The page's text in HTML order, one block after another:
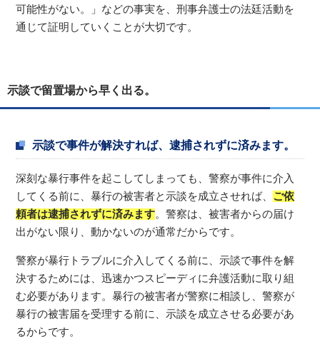
可能性がない。」などの事実を、刑事弁護士の法廷活動を
通じて証明していくことが大切です。
示談で留置場から早く出る。
示談で事件が解決すれば、逮捕されずに済みます。
深刻な暴行事件を起こしてしまっても、警察が事件に介入
してくる前に、暴行の被害者と示談を成立させれば、 ご依
頼者は逮捕されずに済みます。警察は、被害者からの届け
出がない限り、動かないのが通常だからです。
警察が暴行トラブルに介入してくる前に、示談で事件を解
決するためには、迅速かつスピーディに弁護活動に取り組
む必要があります。暴行の被害者が警察に相談し、警察が
暴行の被害届を受理する前に、示談を成立させる必要があ
るからです。